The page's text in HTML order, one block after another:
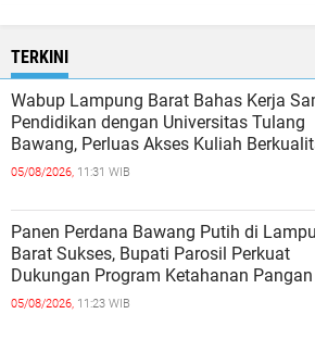
TERKINI
Wabup Lampung Barat Bahas Kerja
Pendidikan dengan Universitas Tulang
Bawang, Perluas Akses Kuliah
05/08/2026, 11:31 WIB
Panen Perdana Bawang Putih di
Barat Sukses, Bupati Parosil Perkuat
Dukungan Program Ketahanan
05/08/2026, 11:23 WIB